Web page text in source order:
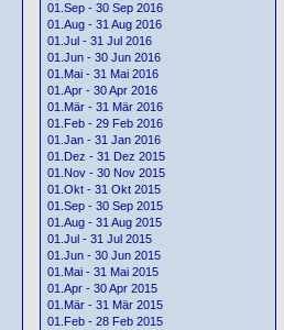
01.Sep - 30 Sep 2016
01.Aug - 31 Aug 2016
01.Jul - 31 Jul 2016
01.Jun - 30 Jun 2016
01.Mai - 31 Mai 2016
01.Apr - 30 Apr 2016
01.Mär - 31 Mär 2016
01.Feb - 29 Feb 2016
01.Jan - 31 Jan 2016
01.Dez - 31 Dez 2015
01.Nov - 30 Nov 2015
01.Okt - 31 Okt 2015
01.Sep - 30 Sep 2015
01.Aug - 31 Aug 2015
01.Jul - 31 Jul 2015
01.Jun - 30 Jun 2015
01.Mai - 31 Mai 2015
01.Apr - 30 Apr 2015
01.Mär - 31 Mär 2015
01.Feb - 28 Feb 2015